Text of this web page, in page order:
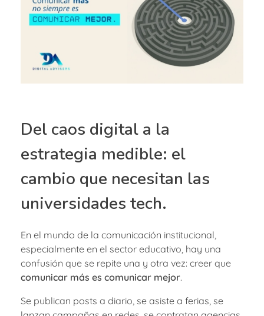
Del caos digital a la
estrategia medible: el
cambio que necesitan las
universidades tech.
En el mundo de la comunicación institucional,
especialmente en el sector educativo, hay una
confusión que se repite una y otra vez: creer que
comunicar más es comunicar mejor.
Se publican posts a diario, se asiste a ferias, se